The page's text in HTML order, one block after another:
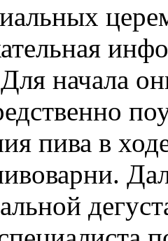
начала
пива в